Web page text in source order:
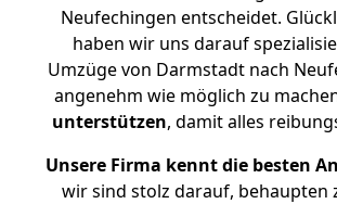
Neufechingen entscheidet.
haben wir uns darauf
Umzüge von Darmstadt nach
angenehm wie möglich zu
unterstützen, damit alles
Unsere Firma kennt die besten
wir sind stolz darauf, behaupten